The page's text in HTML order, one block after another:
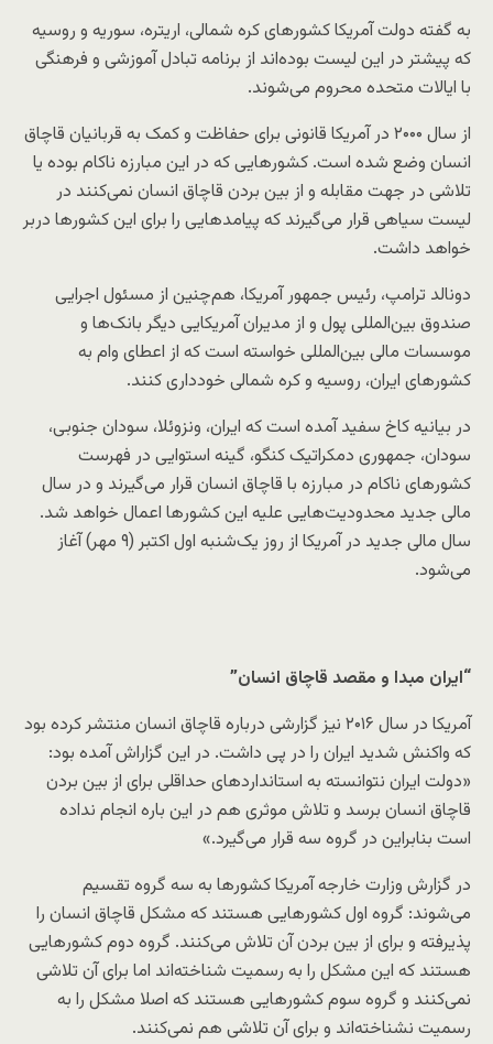
به گفته دولت آمریکا کشورهای کره شمالی، اریتره، سوریه و روسیه
که پیشتر در این لیست بوده‌اند از برنامه تبادل آموزشی و فرهنگی
با ایالات متحده محروم می‌شوند.
از سال ۲۰۰۰ در آمریکا قانونی برای حفاظت و کمک به قربانیان قاچاق
انسان وضع شده است. کشورهایی که در این مبارزه ناکام بوده یا
تلاشی در جهت مقابله و از بین ‌بردن قاچاق انسان نمی‌کنند در
لیست سیاهی قرار می‌گیرند که پیامدهایی را برای این کشورها دربر
خواهد داشت.
دونالد ترامپ، رئیس جمهور آمریکا، هم‌چنین از مسئول اجرایی
صندوق بین‌المللی پول و از مدیران آمریکایی دیگر بانک‌ها و
موسسات مالی بین‌المللی خواسته است که از اعطای وام به
کشورهای ایران، روسیه و کره شمالی خودداری کنند.
در بیانیه کاخ سفید آمده است که ایران، ونزوئلا، سودان جنوبی،
سودان، جمهوری دمکراتیک کنگو، گینه استوایی در فهرست
کشورهای ناکام در مبارزه با قاچاق انسان قرار می‌گیرند و در سال
مالی جدید محدودیت‌هایی علیه این کشورها اعمال خواهد شد.
سال مالی جدید در آمریکا از روز یک‌شنبه اول اکتبر (۹ مهر) آغاز
می‌شود.
“ایران مبدا و مقصد قاچاق انسان”
آمریکا در سال ۲۰۱۶ نیز گزارشی درباره قاچاق انسان منتشر کرده بود
که واکنش شدید ایران را در پی داشت. در این گزاراش آمده بود:
«دولت ایران نتوانسته به استانداردهای حداقلی برای از بین بردن
قاچاق انسان برسد و تلاش موثری هم در این باره انجام نداده
است بنابراین در گروه سه قرار می‌گیرد.»
در گزارش وزارت خارجه آمریکا کشورها به سه گروه تقسیم
می‌شوند: گروه اول کشورهایی هستند که مشکل قاچاق انسان را
پذیرفته و برای از بین بردن آن تلاش می‌کنند. گروه دوم کشورهایی
هستند که این مشکل را به رسمیت شناخته‌اند اما برای آن تلاشی
نمی‌کنند و گروه سوم کشورهایی هستند که اصلا مشکل را به
رسمیت نشناخته‌اند و برای آن تلاشی هم نمی‌کنند.